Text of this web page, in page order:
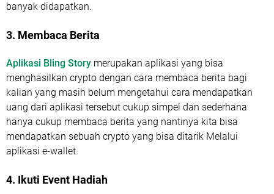
banyak didapatkan.
3. Membaca Berita
Aplikasi Bling Story merupakan aplikasi yang bisa
menghasilkan crypto dengan cara membaca berita bagi
kalian yang masih belum mengetahui cara mendapatkan
uang dari aplikasi tersebut cukup simpel dan sederhana
hanya cukup membaca berita yang nantinya kita bisa
mendapatkan sebuah crypto yang bisa ditarik Melalui
aplikasi e-wallet.
4. Ikuti Event Hadiah